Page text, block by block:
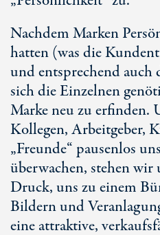
Nachdem Marken
hatten (was die
und entsprechend auch
sich die Einzelnen
Marke neu zu erfinden.
Kollegen, Arbeitgeber,
„Freunde“ pausenlos
überwachen, stehen wir
Druck, uns zu einem
Bildern und
eine attraktive,